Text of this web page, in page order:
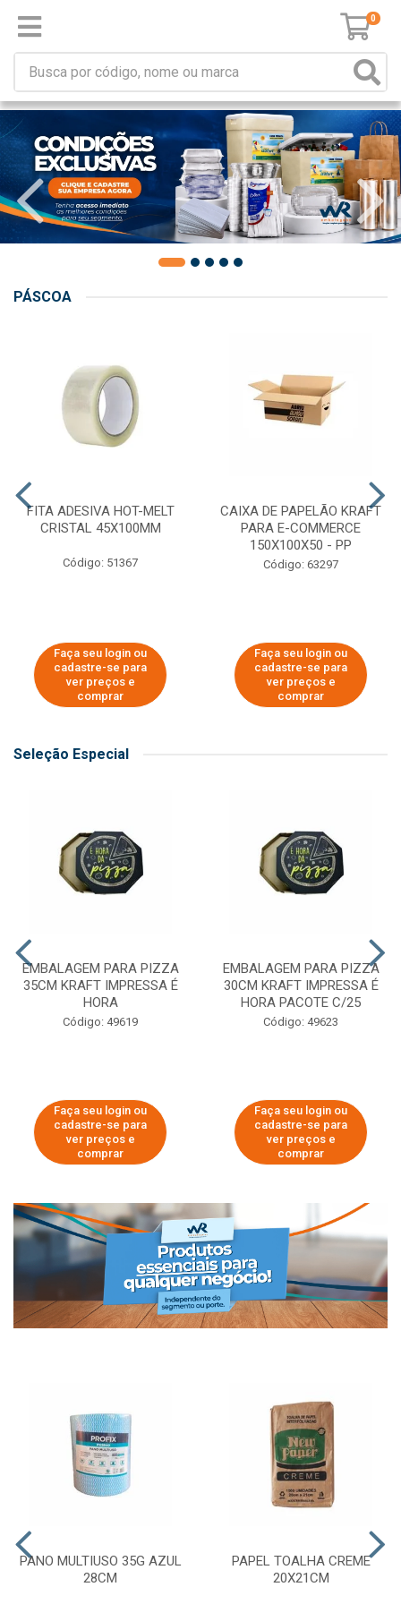
0
PÁSCOA
FITA ADESIVA HOT-MELT
CRISTAL 45X100MM
Código: 51367
Faça seu login ou
cadastre-se para
ver preços e
comprar
CAIXA DE PAPELÃO KRAFT
PARA E-COMMERCE
150X100X50 - PP
Código: 63297
Faça seu login ou
cadastre-se para
ver preços e
comprar
Seleção Especial
EMBALAGEM PARA PIZZA
35CM KRAFT IMPRESSA É
HORA
Código: 49619
Faça seu login ou
cadastre-se para
ver preços e
comprar
EMBALAGEM PARA PIZZA
30CM KRAFT IMPRESSA É
HORA PACOTE C/25
Código: 49623
Faça seu login ou
cadastre-se para
ver preços e
comprar
PANO MULTIUSO 35G AZUL
28CM
PAPEL TOALHA CREME
20X21CM